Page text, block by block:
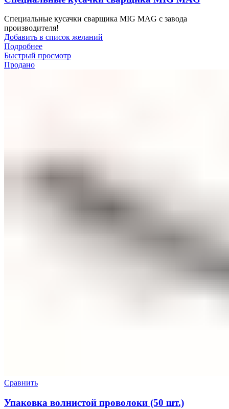
Специальные кусачки сварщика MIG MAG с завода
производителя!
Добавить в список желаний
Подробнее
Быстрый просмотр
Продано
Сравнить
Упаковка волнистой проволоки (50 шт.)